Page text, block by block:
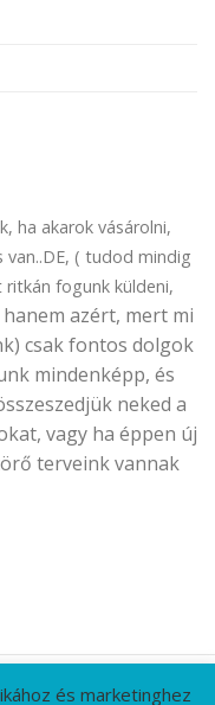
ha akarok vásárolni,
( tudod mindig
ritkán fogunk küldeni,
azért, mert mi
csak fontos dolgok
mindenképp, és
neked a
vagy ha éppen új
terveink vannak
és marketinghez